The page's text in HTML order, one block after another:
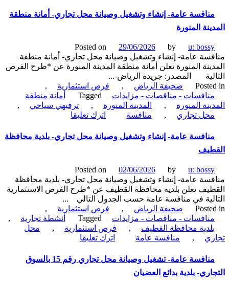
تميم
عامة-
إنشاء
محل
تجاري
لبيع
بلدية
محافظة
عيون
الجواء
عامة- إنشاء وتشغيل وصيانة محل تجاري- أمانة منطقة
المنورة
Posted on 29/06/2026 by
u:
عامة- إنشاء وتشغيل وصيانة محل تجاري- أمانة منطقة
المنورة تعلن أمانة منطقة المدينة المنورة عن *طرح الفرص
المصدر: جريدة الرياض-...
صحيفة الرياض , فرص استثمارية
,
- مناقصات - مزايدات
Tagged
أمانة منطقة
المنورة
, المدينة المنورة , ترفيهي سياحي
,
تجاري
, منافسة اترك تعليقاon
عامة-
إنشاء
محل
تجاري-
أمانة
منطقة
المدينة
المنورة
عامة- إنشاء وتشغيل وصيانة محل تجاري- بلدية محافظة
Posted on 02/06/2026 by
u:
عامة- إنشاء وتشغيل وصيانة محل تجاري- بلدية محافظة
تعلن بلدية محافظة القطيف عن *طرح الفرص الاستثمارية
في منافسة عامة حسب الجدول التالي ...
صحيفة الرياض , فرص استثمارية
,
- مناقصات - مزايدات
Tagged أنشطة تجارية
,
محافظة الفطيف
, فرص استثمارية ,
محل
, منافسة عامة اترك تعليقاon
عامة-
إنشاء
منافسة عامة- تشغيل وصيانة محل تجاري رقم 15 بالسوق
بلدية بدائع العضيان